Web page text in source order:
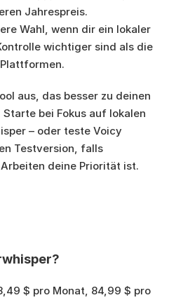
Jahrespreis.
Wahl, wenn dir ein lokaler
wichtiger sind als die
aus, das besser zu deinen
bei Fokus auf lokalen
– oder teste Voicy
Testversion, falls
deine Priorität ist.
$ pro Monat, 84,99 $ pro